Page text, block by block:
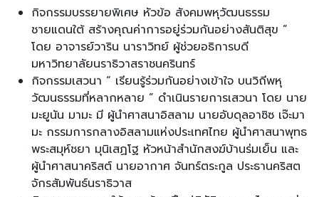
กิจกรรมบรรยายพิเศษ หัวข้อ สังคมพหุวัฒนธรรม
ชายแดนใต้ สร้างคุณค่าการอยู่ร่วมกันอย่างสันติสุข ”
โดย อาจารย์วาริน นาราวิทย์ ผู้ช่วยอธิการบดี
มหาวิทยาลัยนราธิวาสราชนครินทร์
กิจกรรมเสวนา “ เรียนรู้ร่วมกันอย่างเข้าใจ บนวิถีพหุ
วัฒนธรรมที่หลากหลาย ” ดำเนินรายการเสวนา โดย นาย
มะยูนัน มามะ มี ผู้นำศาสนาอิสลาม นายอับดุลอาซิซ เจ๊ะมา
มะ กรรมการกลางอิสลามแห่งประเทศไทย ผู้นำศาสนาพุทธ
พระสมุห์ชยา มุนิเสฏโฐ หัวหน้าสำนักสงฆ์บ้านร่มเย็น และ
ผู้นำศาสนาคริสต์ นายอากาศ จันทร์ตระกูล ประธานคริสต
จักรสัมพันธ์นราธิวาส